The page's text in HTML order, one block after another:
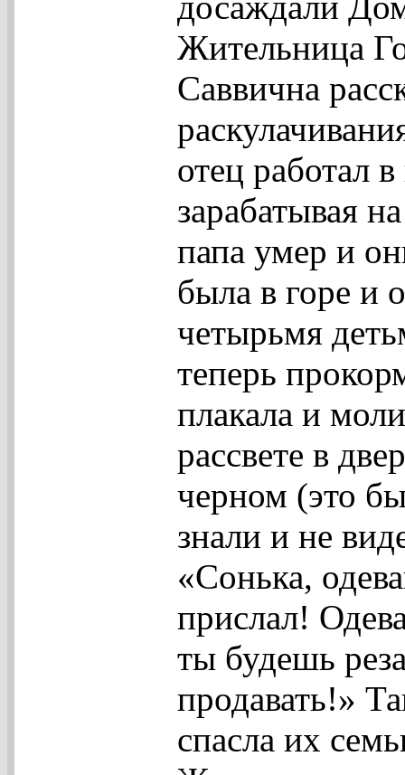
Жительница
Саввична
отец работал
зарабатывая
папа умер и
была в горе и
четырьмя
теперь
плакала и
рассвете в
черном (это
знали и не
«Сонька,
прислал!
ты будешь
продавать!»
спасла их